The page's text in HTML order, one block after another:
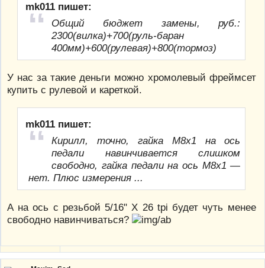
mk011 пишет:
Общий бюджет замены, руб.:
2300(вилка)+700(руль-баран
400мм)+600(рулевая)+800(тормоз)
У нас за такие деньги можно хромолевый фреймсет
купить с рулевой и кареткой.
mk011 пишет:
Кирилл, точно, гайка М8х1 на ось
педали навинчивается слишком
свободно, гайка педали на ось М8х1 —
нет. Плюс измерения ...
А на ось с резьбой 5/16" Х 26 tpi будет чуть менее
свободно навинчиваться?